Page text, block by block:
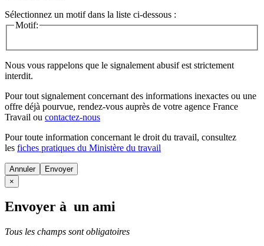
Sélectionnez un motif dans la liste ci-dessous :
Motif:
Nous vous rappelons que le signalement abusif est strictement
interdit.
Pour tout signalement concernant des informations inexactes ou une
offre déjà pourvue, rendez-vous auprès de votre agence France
Travail ou contactez-nous
Pour toute information concernant le droit du travail, consultez
les fiches pratiques du Ministère du travail
Annuler
×
Envoyer à un ami
Tous les champs sont obligatoires